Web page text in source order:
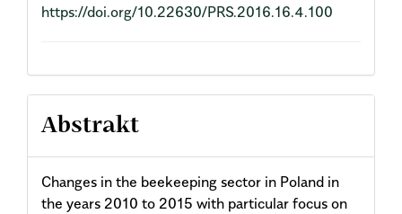
https://doi.org/10.22630/PRS.2016.16.4.100
Abstrakt
Changes in the beekeeping sector in Poland in
the years 2010 to 2015 with particular focus on